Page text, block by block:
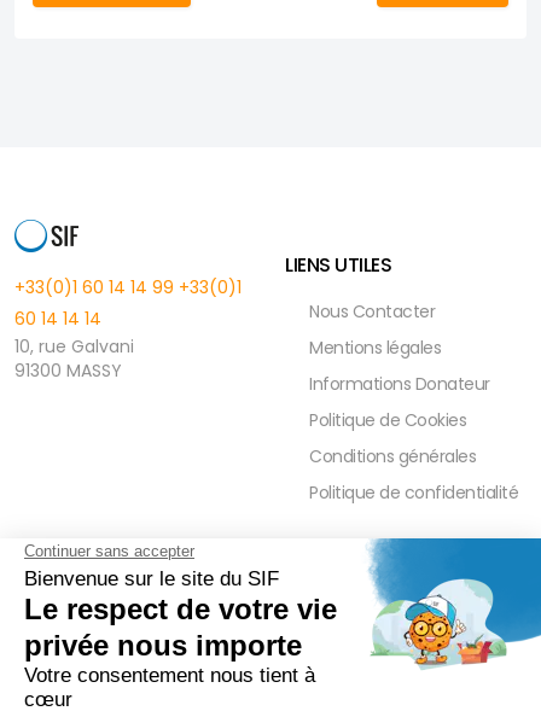
+33(0)1 60 14 14 99 +33(0)1
60 14 14 14
10, rue Galvani
91300 MASSY
LIENS UTILES
Nous Contacter
Mentions légales
Informations Donateur
Politique de Cookies
Conditions générales
Politique de confidentialité
FAQ
Réduction Fiscale
Ramadan 2026
Zakât Al Maal
PRESSE ET PARTENAIRE
Contact Presse
Communiqués de Presse
Actualités Presse